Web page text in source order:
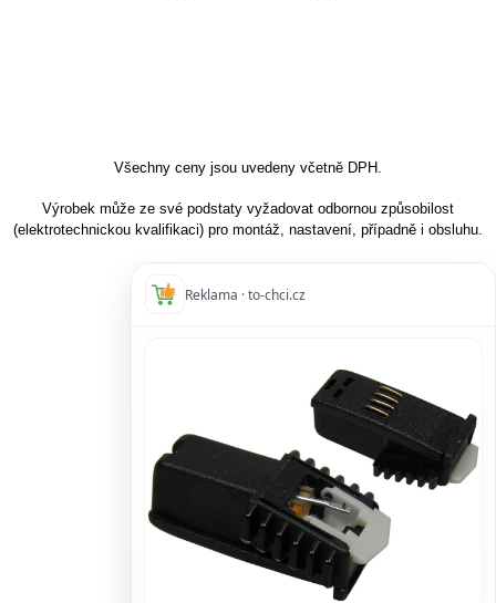
Všechny ceny jsou uvedeny včetně DPH.
Výrobek může ze své podstaty vyžadovat odbornou způsobilost
(elektrotechnickou kvalifikaci) pro montáž, nastavení, případně i obsluhu.
Reklama · to-chci.cz